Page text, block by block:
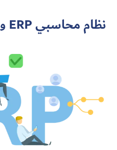
نظام محاسبيP و اهميتة للشركات